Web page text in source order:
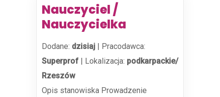
Nauczyciel /
Nauczycielka
Dodane: dzisiaj | Pracodawca:
Superprof | Lokalizacja: podkarpackie/
Rzeszów
Opis stanowiska Prowadzenie